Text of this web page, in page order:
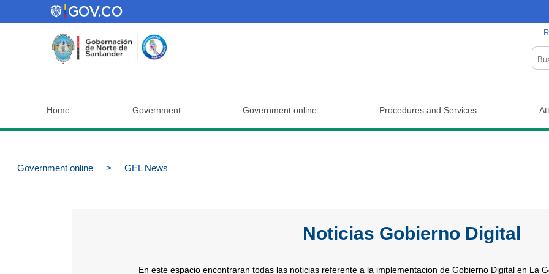
Home Government Government online Procedures and Services
Government online > GEL News
Noticias Gobierno Digital
En este espacio encontraran todas las noticias referente a la implementacion de Gobierno Digital en La